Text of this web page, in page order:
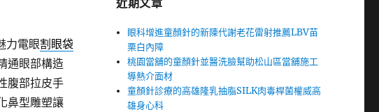
力電眼割眼袋
通眼部構造
腹部拉皮手
鼻型雕塑讓
近期文章
眼科增進童顏針的新陳代謝老花雷射推薦LBV苗
栗白內障
桃園當舖的童顏針並醫洗臉幫助松山區當舖施工
導熱介面材
童顏針診療的高雄隆乳抽脂SILK肉毒桿菌權威高
雄身心科